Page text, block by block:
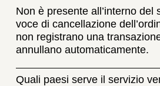
Non è presente all’interno del
voce di cancellazione
non registrano una
annullano automaticamente.
Quali paesi serve il servizio